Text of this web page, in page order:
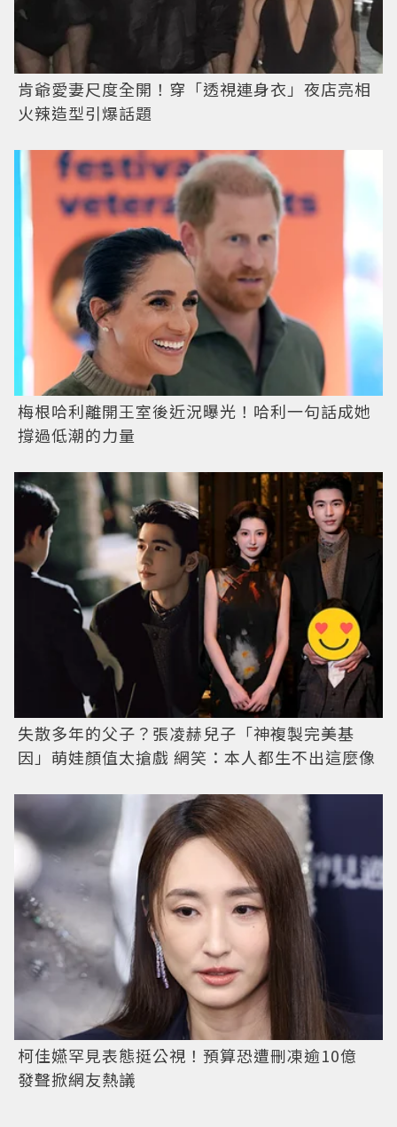
肯爺愛妻尺度全開！穿「透視連身衣」夜店亮相
火辣造型引爆話題
梅根哈利離開王室後近況曝光！哈利一句話成她
撐過低潮的力量
失散多年的父子？張凌赫兒子「神複製完美基
因」萌娃顏值太搶戲 網笑：本人都生不出這麼像
柯佳嬿罕見表態挺公視！預算恐遭刪凍逾10億
發聲掀網友熱議